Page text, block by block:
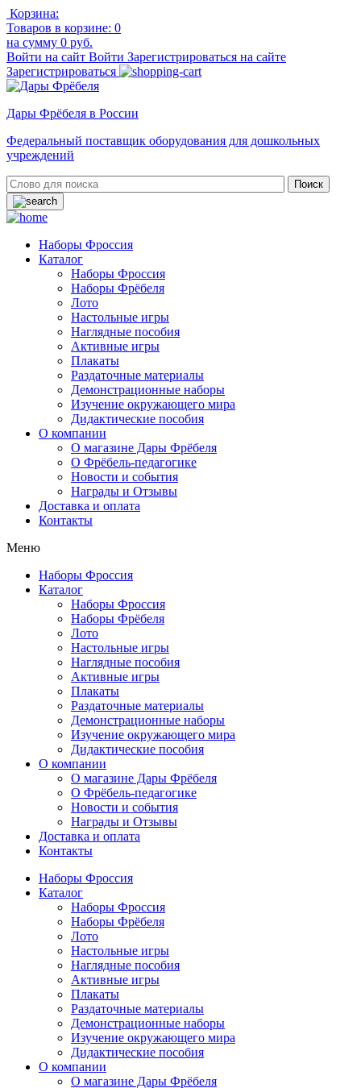
Корзина:
Товаров в корзине: 0
на сумму 0 руб.
Войти на сайт Войти Зарегистрироваться на сайте
Зарегистрироваться
Дары Фрёбеля в России
Федеральный поставщик оборудования для дошкольных
учреждений
Наборы Фроссия
Каталог
Наборы Фроссия
Наборы Фрёбеля
Лото
Настольные игры
Наглядные пособия
Активные игры
Плакаты
Раздаточные материалы
Демонстрационные наборы
Изучение окружающего мира
Дидактические пособия
О компании
О магазине Дары Фрёбеля
О Фрёбель-педагогике
Новости и события
Награды и Отзывы
Доставка и оплата
Контакты
Меню
Наборы Фроссия
Каталог
Наборы Фроссия
Наборы Фрёбеля
Лото
Настольные игры
Наглядные пособия
Активные игры
Плакаты
Раздаточные материалы
Демонстрационные наборы
Изучение окружающего мира
Дидактические пособия
О компании
О магазине Дары Фрёбеля
О Фрёбель-педагогике
Новости и события
Награды и Отзывы
Доставка и оплата
Контакты
Наборы Фроссия
Каталог
Наборы Фроссия
Наборы Фрёбеля
Лото
Настольные игры
Наглядные пособия
Активные игры
Плакаты
Раздаточные материалы
Демонстрационные наборы
Изучение окружающего мира
Дидактические пособия
О компании
О магазине Дары Фрёбеля